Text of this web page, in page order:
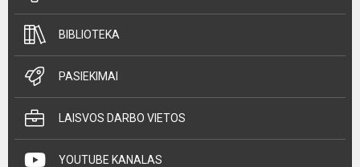
BIBLIOTEKA
PASIEKIMAI
LAISVOS DARBO VIETOS
YOUTUBE KANALAS